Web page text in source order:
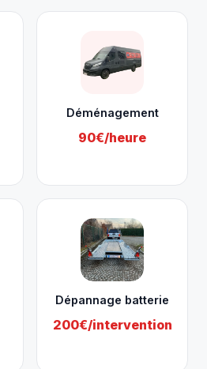
Déménagement
90€/heure
Dépannage batterie
200€/intervention